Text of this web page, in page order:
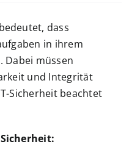
dass
in ihrem
Dabei müssen
und Integrität
Sicherheit beachtet